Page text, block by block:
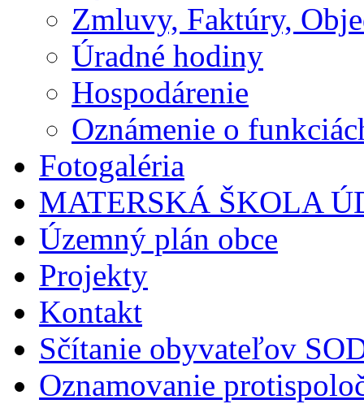
Zmluvy, Faktúry,
Úradné hodiny
Hospodárenie
Oznámenie o
Fotogaléria
MATERSKÁ ŠKOLA
Územný plán obce
Projekty
Kontakt
Sčítanie obyvateľov
Oznamovanie